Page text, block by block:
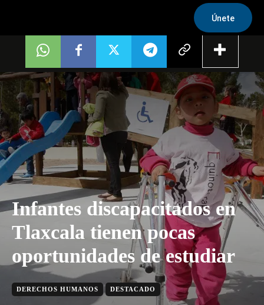
Únete
Infantes discapacitados en
Tlaxcala tienen pocas
oportunidades de estudiar
DERECHOS HUMANOS DESTACADO